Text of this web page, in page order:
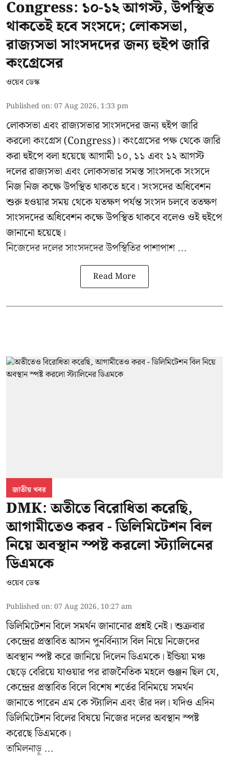
Congress: ১০-১২ আগস্ট, উপস্থিত
থাকতেই হবে সংসদে; লোকসভা,
রাজ্যসভা সাংসদদের জন্য হুইপ জারি
কংগ্রেসের
ওয়েব ডেস্ক
Published on:07 Aug 2026, 1:33 pm
লোকসভা এবং রাজ্যসভার সাংসদদের জন্য হুইপ জারি
করলো কংগ্রেস (Congress)। কংগ্রেসের পক্ষ থেকে জারি
করা হুইপে বলা হয়েছে আগামী ১০, ১১ এবং ১২ আগস্ট
দলের রাজ্যসভা এবং লোকসভার সমস্ত সাংসদকে সংসদে
নিজ নিজ কক্ষে উপস্থিত থাকতে হবে। সংসদের অধিবেশন
শুরু হওয়ার সময় থেকে যতক্ষণ পর্যন্ত সংসদ চলবে ততক্ষণ
সাংসদদের অধিবেশন কক্ষে উপস্থিত থাকবে বলেও ওই হুইপে
জানানো হয়েছে।
নিজেদের দলের সাংসদদের উপস্থিতির পাশাপাশ ...
Read More
জাতীয় খবর
DMK: অতীতে বিরোধিতা করেছি,
আগামীতেও করব - ডিলিমিটেশন বিল
নিয়ে অবস্থান স্পষ্ট করলো স্ট্যালিনের
ডিএমকে
ওয়েব ডেস্ক
Published on:07 Aug 2026, 10:27 am
ডিলিমিটেশন বিলে সমর্থন জানানোর প্রশ্নই নেই। শুক্রবার
কেন্দ্রের প্রস্তাবিত আসন পুনর্বিন্যাস বিল নিয়ে নিজেদের
অবস্থান স্পষ্ট করে জানিয়ে দিলেন ডিএমকে। ইন্ডিয়া মঞ্চ
ছেড়ে বেরিয়ে যাওয়ার পর রাজনৈতিক মহলে গুঞ্জন ছিল যে,
কেন্দ্রের প্রস্তাবিত বিলে বিশেষ শর্তের বিনিময়ে সমর্থন
জানাতে পারেন এম কে স্ট্যালিন এবং তাঁর দল। যদিও এদিন
ডিলিমিটেশন বিলের বিষয়ে নিজের দলের অবস্থান স্পষ্ট
করেছে ডিএমকে।
তামিলনাড়ু ...